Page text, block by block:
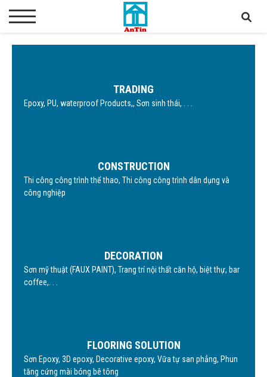
TRADING
Epoxy, PU, waterproof Products,, Sơn sinh thái, . . .
CONSTRUCTION
Thi công công trình thể thao, Thi công công trình dân dụng và
công nghiệp
DECORATION
Sơn mỹ thuật (FAUX PAINT), Trang trí nội thất căn hộ, biệt thự, bar
coffee,. . .
FLOORING SOLUTION
Sơn Epoxy, 3D epoxy, Decorative epoxy, Vữa tự san phẳng, Phun
tăng cứng mài bóng bê tông